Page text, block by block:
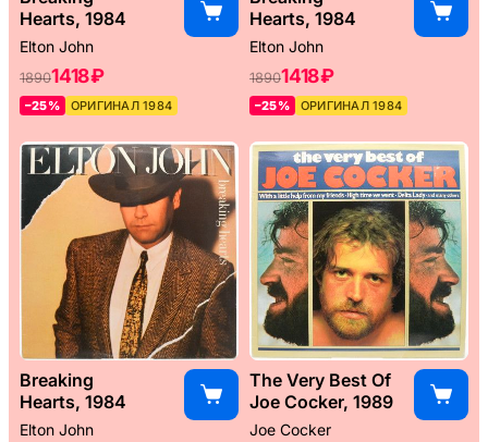
Hearts, 1984
Elton John
18901418 ₽
–25% ОРИГИНАЛ 1984
Hearts, 1984
Elton John
18901418 ₽
–25% ОРИГИНАЛ 1984
Breaking
Hearts, 1984
Elton John
The Very Best Of
Joe Cocker, 1989
Joe Cocker